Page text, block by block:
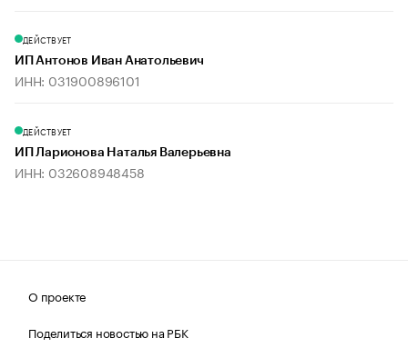
ДЕЙСТВУЕТ
ИП Антонов Иван Анатольевич
ИНН: 031900896101
ДЕЙСТВУЕТ
ИП Ларионова Наталья Валерьевна
ИНН: 032608948458
О проекте
Поделиться новостью на РБК